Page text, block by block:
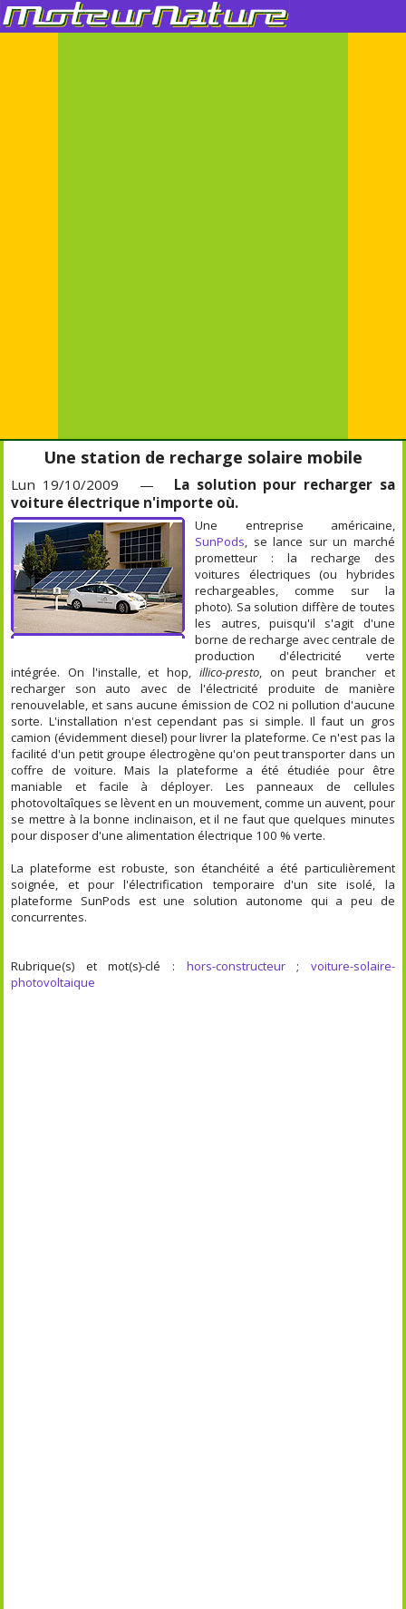
Une station de recharge solaire mobile
Lun 19/10/2009 — La solution pour recharger sa
voiture électrique n'importe où.
Une entreprise américaine,
SunPods, se lance sur un marché
prometteur : la recharge des
voitures électriques (ou hybrides
rechargeables, comme sur la
photo). Sa solution diffère de toutes
les autres, puisqu'il s'agit d'une
borne de recharge avec centrale de
production d'électricité verte
intégrée. On l'installe, et hop, illico-presto, on peut brancher et
recharger son auto avec de l'électricité produite de manière
renouvelable, et sans aucune émission de CO2 ni pollution d'aucune
sorte. L'installation n'est cependant pas si simple. Il faut un gros
camion (évidemment diesel) pour livrer la plateforme. Ce n'est pas la
facilité d'un petit groupe électrogène qu'on peut transporter dans un
coffre de voiture. Mais la plateforme a été étudiée pour être
maniable et facile à déployer. Les panneaux de cellules
photovoltaîques se lèvent en un mouvement, comme un auvent, pour
se mettre à la bonne inclinaison, et il ne faut que quelques minutes
pour disposer d'une alimentation électrique 100 % verte.
La plateforme est robuste, son étanchéité a été particulièrement
soignée, et pour l'électrification temporaire d'un site isolé, la
plateforme SunPods est une solution autonome qui a peu de
concurrentes.
Rubrique(s) et mot(s)-clé : hors-constructeur; voiture-solaire-
photovoltaique